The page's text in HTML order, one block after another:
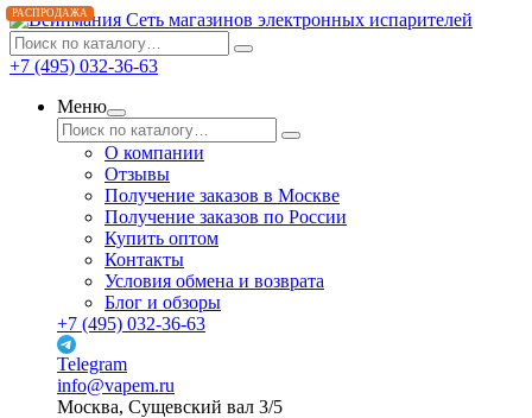
Сеть магазинов электронных испарителей
+7 (495) 032-36-63
Меню
О компании
Отзывы
Получение заказов в Москве
Получение заказов по России
Купить оптом
Контакты
Условия обмена и возврата
Блог и обзоры
+7 (495) 032-36-63
Telegram
info@vapem.ru
Москва, Сущевский вал 3/5
РАСПРОДАЖА